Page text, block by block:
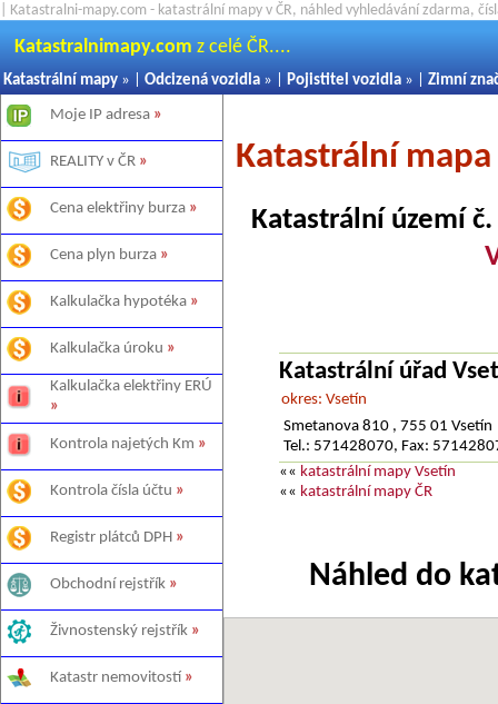
| Katastralni-mapy.com - katastrální mapy v ČR, náhled vyhledávání zdarma,
Katastralnimapy.com z celé ČR....
Katastrální mapy » | Odcizená vozidla » | Pojistitel vozidla » | Zimní
Moje IP adresa »
REALITY v ČR »
Cena elektřiny burza »
Cena plyn burza »
Kalkulačka hypotéka »
Kalkulačka úroku »
Kalkulačka elektřiny ERÚ
»
Kontrola najetých Km »
Kontrola čísla účtu »
Registr plátců DPH »
Obchodní rejstřík »
Živnostenský rejstřík »
Katastr nemovitostí »
Katastrální
Katastrální území č.
Katastrální úřad
okres: Vsetín
Smetanova 810 , 755 01 Vsetín
Tel.: 571428070, Fax:
«« katastrální mapy Vsetín
«« katastrální mapy ČR
Náhled do